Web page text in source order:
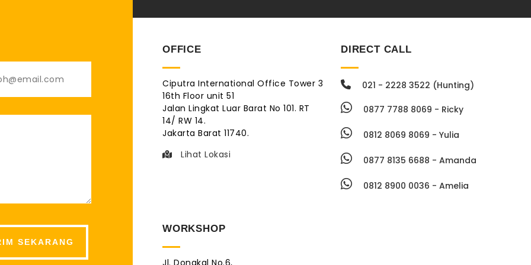
OFFICE
Ciputra International Office Tower 3
16th Floor unit 51
Jalan Lingkat Luar Barat No 101. RT
14/ RW 14.
Jakarta Barat 11740.
Lihat Lokasi
DIRECT CALL
021 - 2228 3522 (Hunting)
0877 7788 8069 - Ricky
0812 8069 8069 - Yulia
0877 8135 6688 - Amanda
0812 8900 0036 - Amelia
WORKSHOP
Jl. Dongkal No.6,